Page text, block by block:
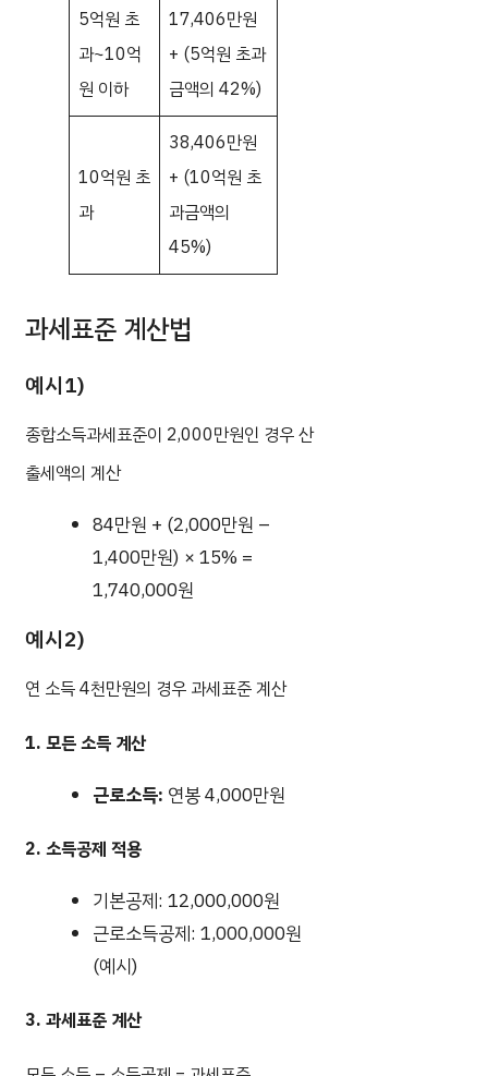
5억원 초
과~10억
원 이하
17,406만원
+ (5억원 초과
금액의 42%)
10억원 초
과
38,406만원
+ (10억원 초
과금액의
45%)
과세표준 계산법
예시1)
종합소득과세표준이 2,000만원인 경우 산
출세액의 계산
84만원 + (2,000만원 –
1,400만원) × 15% =
1,740,000원
예시2)
연 소득 4천만원의 경우 과세표준 계산
1. 모든 소득 계산
근로소득: 연봉 4,000만원
2. 소득공제 적용
기본공제: 12,000,000원
근로소득공제: 1,000,000원
(예시)
3. 과세표준 계산